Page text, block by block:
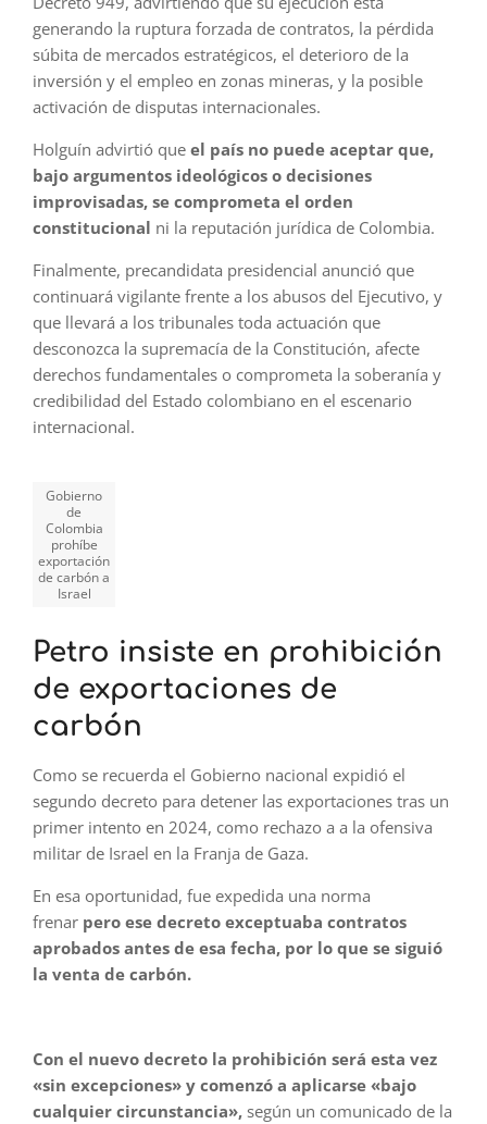
generando la ruptura forzada de contratos, la pérdida
súbita de mercados estratégicos, el deterioro de la
inversión y el empleo en zonas mineras, y la posible
activación de disputas internacionales.
Holguín advirtió que el país no puede aceptar que,
bajo argumentos ideológicos o decisiones
improvisadas, se comprometa el orden
constitucional ni la reputación jurídica de Colombia.
Finalmente, precandidata presidencial anunció que
continuará vigilante frente a los abusos del Ejecutivo, y
que llevará a los tribunales toda actuación que
desconozca la supremacía de la Constitución, afecte
derechos fundamentales o comprometa la soberanía y
credibilidad del Estado colombiano en el escenario
internacional.
Gobierno
de
Colombia
prohíbe
exportación
de carbón a
Israel
Petro insiste en prohibición
de exportaciones de
carbón
Como se recuerda el Gobierno nacional expidió el
segundo decreto para detener las exportaciones tras un
primer intento en 2024, como rechazo a a la ofensiva
militar de Israel en la Franja de Gaza.
En esa oportunidad, fue expedida una norma
frenar pero ese decreto exceptuaba contratos
aprobados antes de esa fecha, por lo que se siguió
la venta de carbón.
Con el nuevo decreto la prohibición será esta vez
«sin excepciones» y comenzó a aplicarse «bajo
cualquier circunstancia», según un comunicado de la